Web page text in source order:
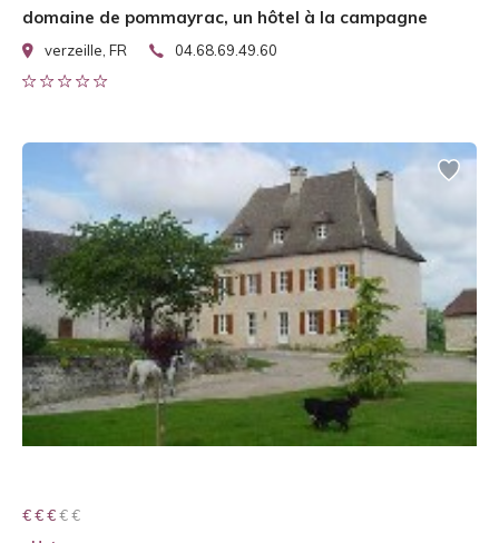
domaine de pommayrac, un hôtel à la campagne
verzeille, FR 04.68.69.49.60
€ € € € €
€ € €